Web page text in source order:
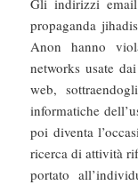
Gli indirizzi
propaganda
Anon hanno
networks usate
web,
informatiche
poi diventa
ricerca di attività
portato